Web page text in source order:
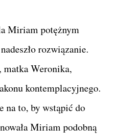
Miriam potężnym
rozwiązanie.
matka Weronika,
kontemplacyjnego.
na to, by wstąpić do
Miriam podobną